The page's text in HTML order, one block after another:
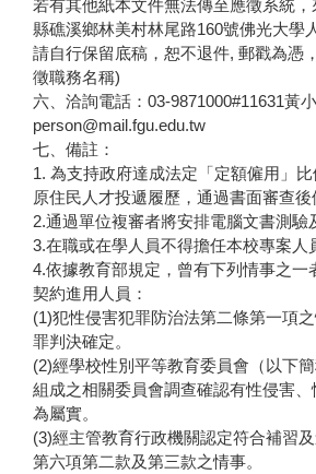
若有其他紙本文件無法傳至應徵系統
縣礁溪鄉林美村林尾路160號佛光大學
請自行保留底稿，恕不退件, 郵戳為憑
徵職務名稱)
六、洽詢電話：03-9871000#11631黃
person@mail.fgu.edu.tw
七、備註：
1. 為支持政府達成法定「定額僱用」
原住民人才投遞履歷，通過書面審查後
2.通過單位複審者將安排電腦文書測驗
3.在職或在學人員不得擔任本校專案人
4.依據教育部規定，曾有下列情事之一
契約進用人員：
(1)犯性侵害犯罪防治法第二條第一項
罪判決確定。
(2)經學校性別平等教育委員會（以下
組成之相關委員會調查確認有性侵害
為屬實。
(3)經主管教育行政機關認定符合補習
第六項第二款及第三款之情事。